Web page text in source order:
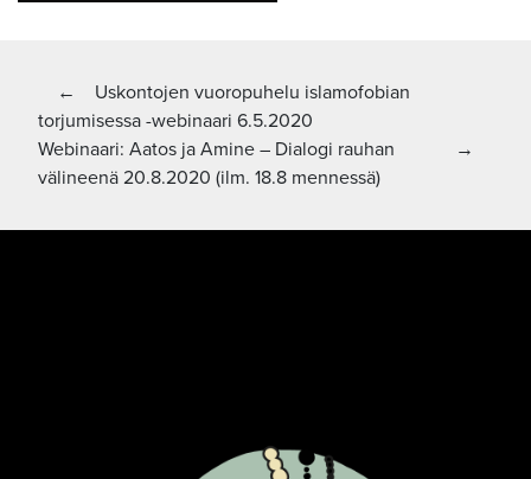
Artikkelien
selaus
← Edellinen artikkeli:
Uskontojen vuoropuhelu islamofobian
torjumisessa -webinaari 6.5.2020
→
Seuraava artikkeli
Webinaari: Aatos ja Amine – Dialogi rauhan
välineenä 20.8.2020 (ilm. 18.8 mennessä)